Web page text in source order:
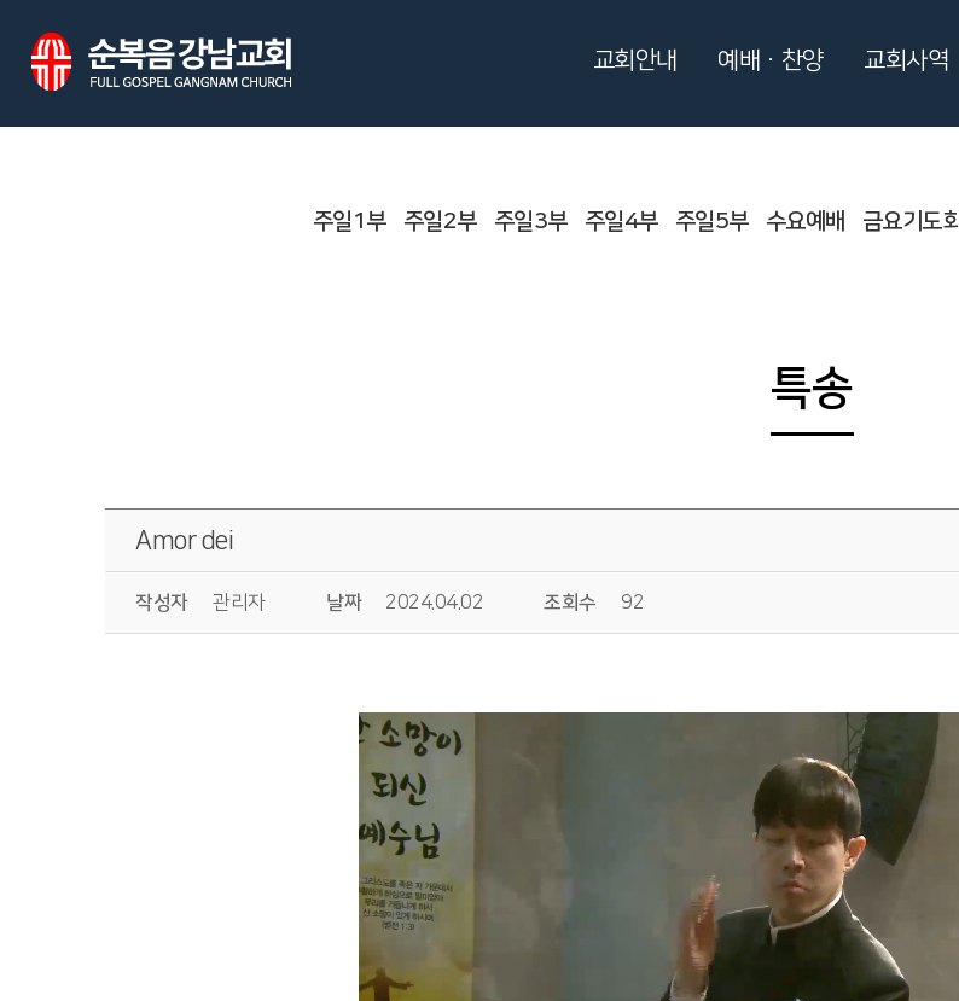
주일1부 주일2부 주일3부 주일4부 주일5부 수요예배 금요기도회
특송
Amor dei
작성자 관리자 날짜 2024.04.02 조회수 92
교회안내 예배ㆍ찬양 교회사역